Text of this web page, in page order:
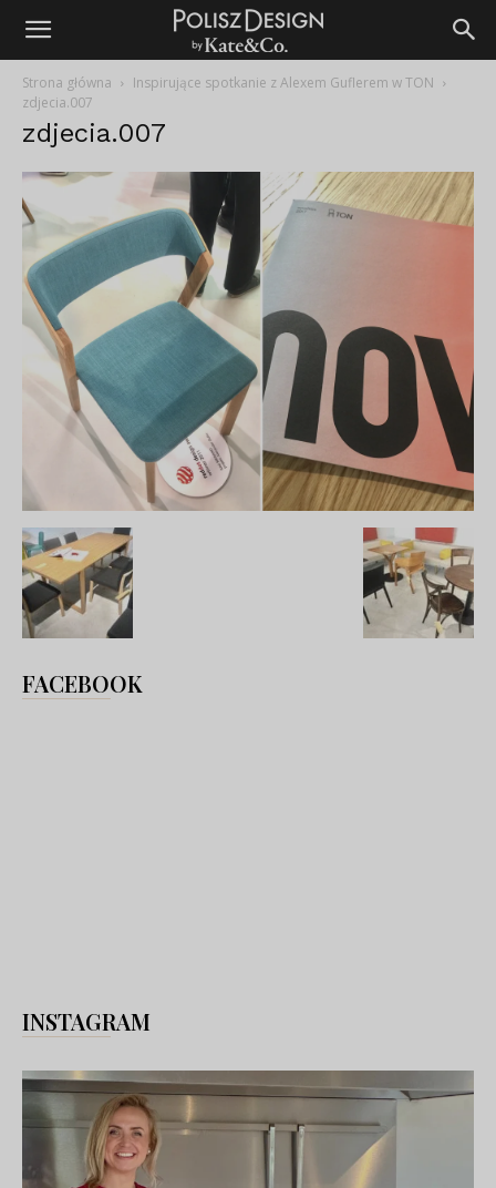
Strona główna
Inspirujące spotkanie z Alexem Guflerem w TON
zdjecia.007
zdjecia.007
FACEBOOK
INSTAGRAM